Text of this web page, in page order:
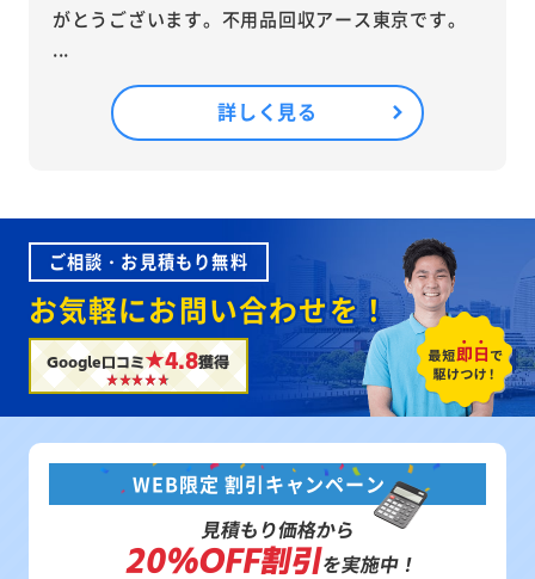
がとうございます。不用品回収アース東京です。
...
詳しく見る
ご相談・お見積もり無料
お気軽にお問い合わせを！
Google口コミ★4.8獲得
WEB限定 割引キャンペーン
見積もり価格から
20%OFF割引を実施中！